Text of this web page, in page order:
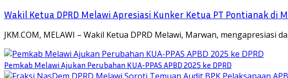
Wakil Ketua DPRD Melawi Apresiasi Kunker Ketua PT Pontianak di
JKM.COM, MELAWI – Wakil Ketua DPRD Melawi, Marwan,
Pemkab Melawi Ajukan Perubahan KUA-PPAS APBD 2025 ke DPRD